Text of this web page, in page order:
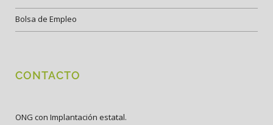
Bolsa de Empleo
CONTACTO
ONG con Implantación estatal.